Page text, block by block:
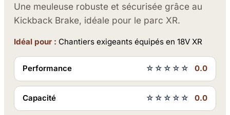
Une meuleuse robuste et sécurisée grâce au
Kickback Brake, idéale pour le parc XR.
Idéal pour : Chantiers exigeants équipés en 18V XR
Performance ☆☆☆☆☆ 0.0
Capacité ☆☆☆☆☆ 0.0